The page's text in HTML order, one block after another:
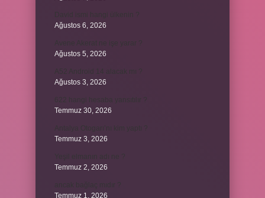
Ağustos 6, 2026
Ağustos 5, 2026
Ağustos 3, 2026
Temmuz 30, 2026
Temmuz 3, 2026
Temmuz 2, 2026
Temmuz 1, 2026